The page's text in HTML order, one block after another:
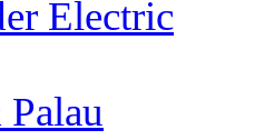
Electric